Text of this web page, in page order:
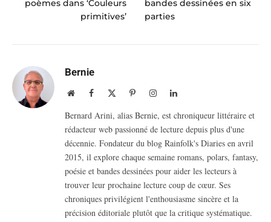
poèmes dans ‘Couleurs
primitives’
bandes dessinées en six
parties
Bernie
WebsiteFacebook PinterestInstagramLinkedIn
Bernard Arini, alias Bernie, est chroniqueur littéraire et
rédacteur web passionné de lecture depuis plus d'une
décennie. Fondateur du blog Rainfolk's Diaries en avril
2015, il explore chaque semaine romans, polars, fantasy,
poésie et bandes dessinées pour aider les lecteurs à
trouver leur prochaine lecture coup de cœur. Ses
chroniques privilégient l'enthousiasme sincère et la
précision éditoriale plutôt que la critique systématique.